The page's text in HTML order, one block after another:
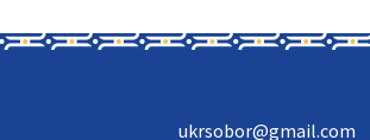
ukrsobor@gmail.com